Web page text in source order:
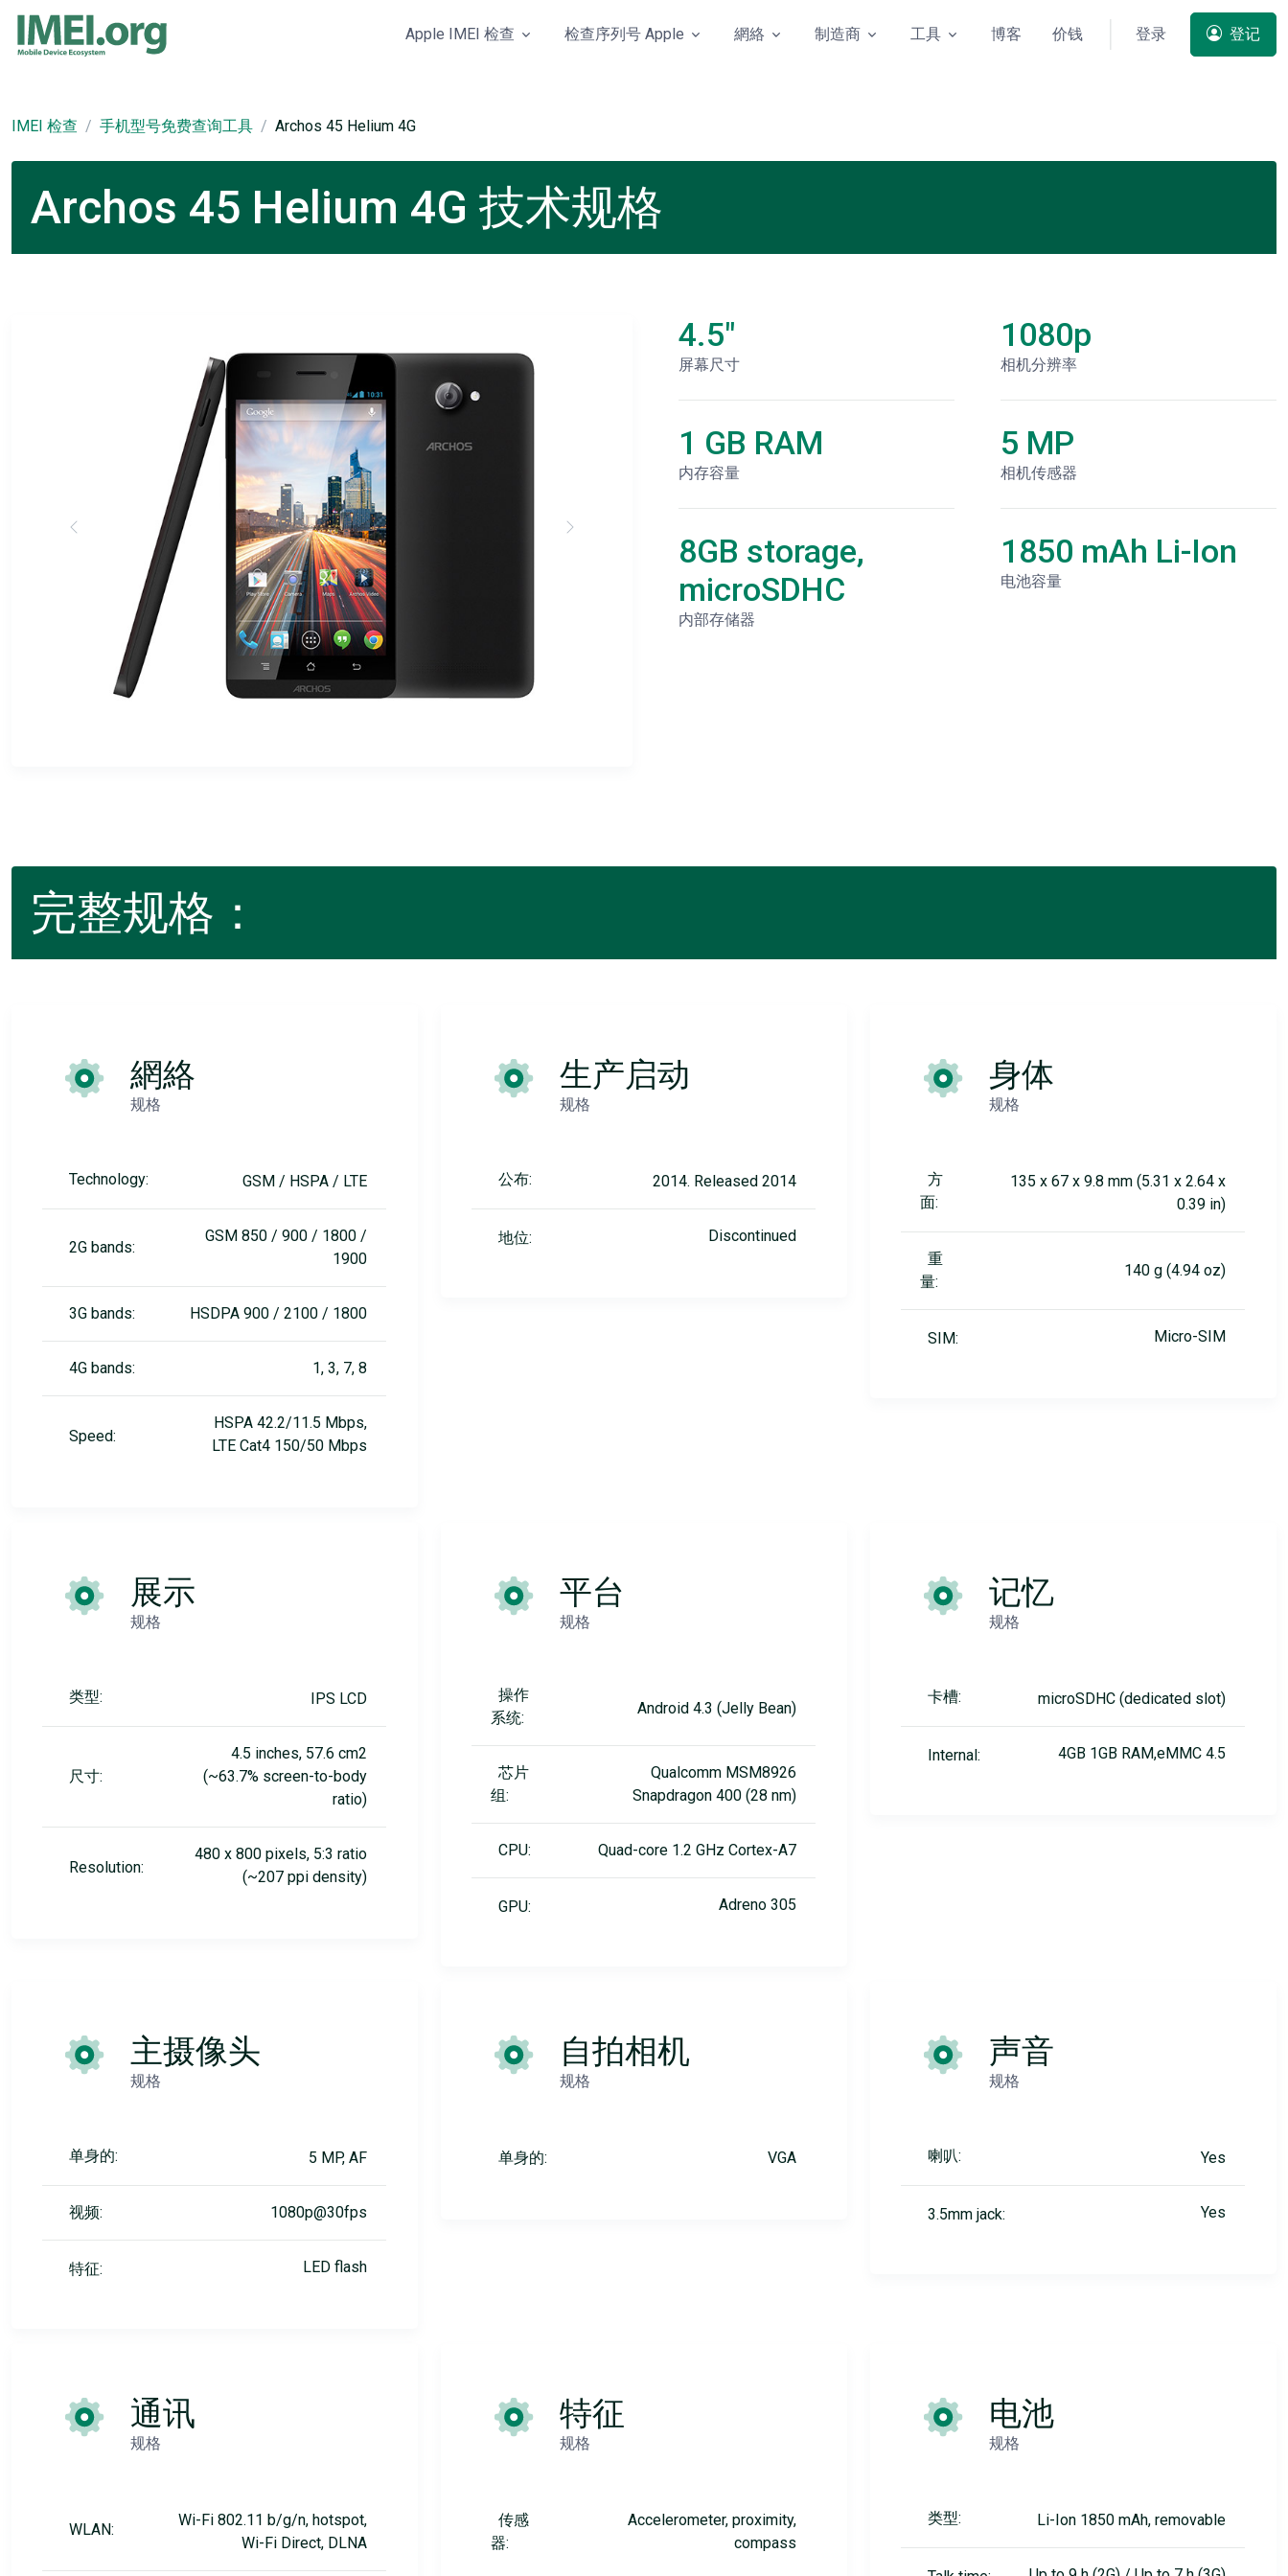
Apple IMEI 检查 检查序列号 Apple 網絡 制造商 工具 博客 价钱 登录 登记
IMEI 检查 手机型号免费查询工具 Archos 45 Helium 4G
Archos 45 Helium 4G 技术规格
4.5"
屏幕尺寸
1 GB RAM
内存容量
8GB storage,
microSDHC
内部存储器
1080p
相机分辨率
5 MP
相机传感器
1850 mAh Li-Ion
电池容量
完整规格：
網絡
规格
Technology: GSM / HSPA / LTE
2G bands:
GSM 850 / 900 / 1800 /
1900
3G bands: HSDPA 900 / 2100 / 1800
4G bands: 1, 3, 7, 8
Speed:
HSPA 42.2/11.5 Mbps,
LTE Cat4 150/50 Mbps
生产启动
规格
公布: 2014. Released 2014
地位: Discontinued
身体
规格
方
面:
135 x 67 x 9.8 mm (5.31 x 2.64 x
0.39 in)
重
量:
140 g (4.94 oz)
SIM: Micro-SIM
展示
规格
类型: IPS LCD
尺寸:
4.5 inches, 57.6 cm2
(~63.7% screen-to-body
ratio)
Resolution:
480 x 800 pixels, 5:3 ratio
(~207 ppi density)
平台
规格
操作
系统:
Android 4.3 (Jelly Bean)
芯片
组:
Qualcomm MSM8926
Snapdragon 400 (28 nm)
CPU: Quad-core 1.2 GHz Cortex-A7
GPU: Adreno 305
记忆
规格
卡槽: microSDHC (dedicated slot)
Internal: 4GB 1GB RAM,eMMC 4.5
主摄像头
规格
单身的: 5 MP, AF
视频: 1080p@30fps
特征: LED flash
自拍相机
规格
单身的: VGA
声音
规格
喇叭: Yes
3.5mm jack: Yes
通讯
规格
WLAN:
Wi-Fi 802.11 b/g/n, hotspot,
Wi-Fi Direct, DLNA
特征
规格
传感
器:
Accelerometer, proximity,
compass
电池
规格
类型: Li-Ion 1850 mAh, removable